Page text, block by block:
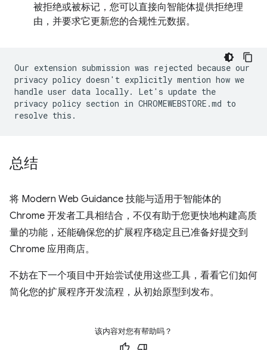
被拒绝或被标记，您可以直接向智能体提供拒绝理
由，并要求它更新您的合规性元数据。
Our extension submission was rejected because our
privacy policy doesn't explicitly mention how we
handle user data locally. Let's update the
privacy policy section in CHROMEWEBSTORE.md to
resolve this.
总结
将 Modern Web Guidance 技能与适用于智能体的
Chrome 开发者工具相结合，不仅有助于您更快地构建高质
量的功能，还能确保您的扩展程序稳定且已准备好提交到
Chrome 应用商店。
不妨在下一个项目中开始尝试使用这些工具，看看它们如何
简化您的扩展程序开发流程，从初始原型到发布。
该内容对您有帮助吗？